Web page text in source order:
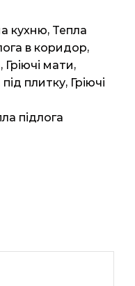
кухню, Тепла
в коридор,
, Гріючі мати,
плитку, Гріючі
підлога